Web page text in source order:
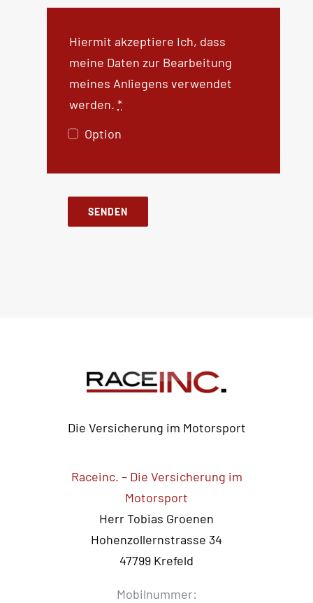
Hiermit akzeptiere Ich, dass
meine Daten zur Bearbeitung
meines Anliegens verwendet
werden.*
Option
SENDEN
Die Versicherung im Motorsport
Raceinc. – Die Versicherung im
Motorsport
Herr Tobias Groenen
Hohenzollernstrasse 34
47799 Krefeld
Mobilnummer: